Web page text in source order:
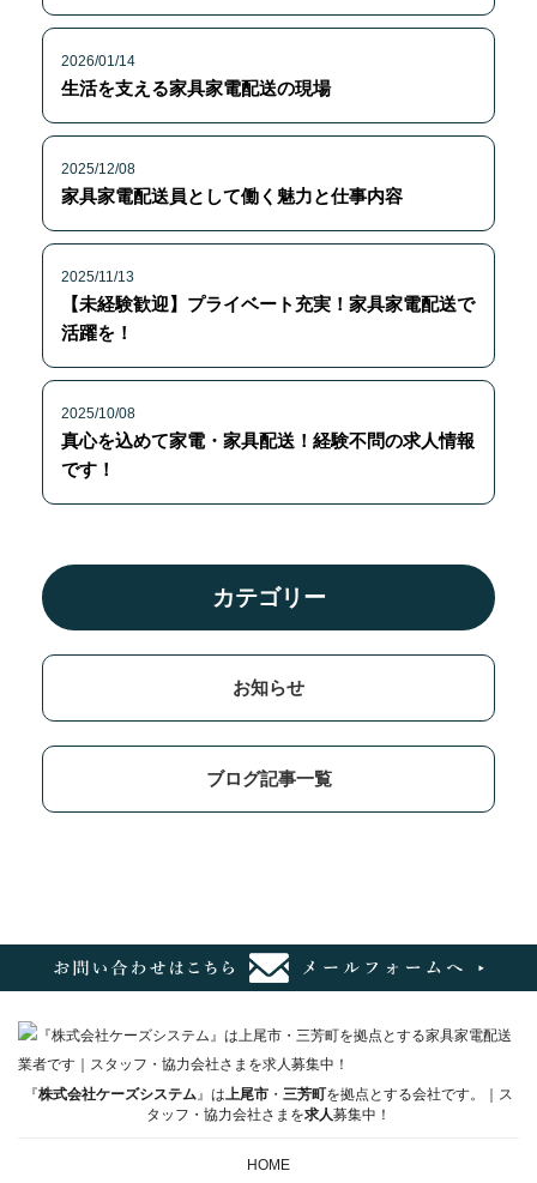
2026/01/14
生活を支える家具家電配送の現場
2025/12/08
家具家電配送員として働く魅力と仕事内容
2025/11/13
【未経験歓迎】プライベート充実！家具家電配送で
活躍を！
2025/10/08
真心を込めて家電・家具配送！経験不問の求人情報
です！
カテゴリー
お知らせ
ブログ記事一覧
『株式会社ケーズシステム』は上尾市 ・ 三芳町を拠点とする会社です。｜ス
タッフ・協力会社さまを求人募集中！
HOME